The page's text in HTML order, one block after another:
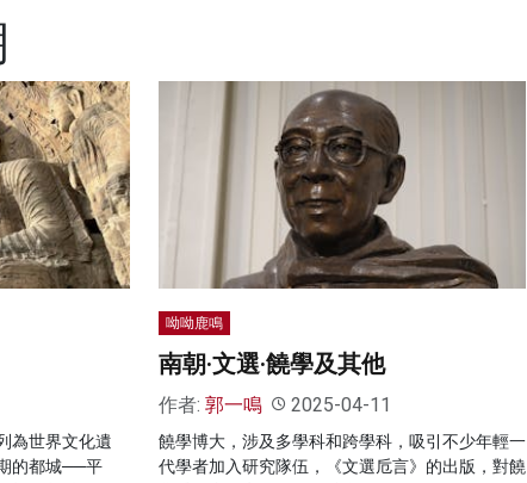
為世界文化遺
的都城──平
呦呦鹿鳴
南朝·文選·饒學及其他
作者: 郭一鳴 2025-04-11
饒學博大，涉及多學科和跨學科，吸引不少年輕一
代學者加入研究隊伍，《文選卮言》的出版，對饒